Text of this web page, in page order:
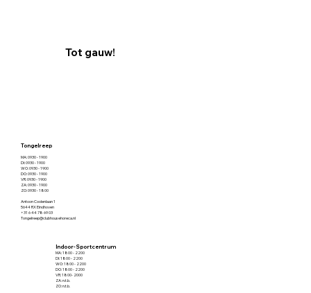
Tot gauw!
Tongelreep
MA: 0930 - 1900
DI: 0930 - 1900
WO: 0930 - 1900
DO: 0930 - 1900
VR: 0930 - 1900
ZA: 0930 - 1900
ZO: 0930 - 1800
Antoon Coolenlaan 1
5644 RX Eindhoven
+31 6 44 78 69 03
Tongelreep@clubhousehoreca.nl
Indoor-Sportcentrum
MA: 1800 - 2200
DI: 1800 - 2200
WO: 1800 - 2200
DO: 1800 - 2200
VR: 1800- 2000
ZA: n.t.b.
ZO: n.t.b.